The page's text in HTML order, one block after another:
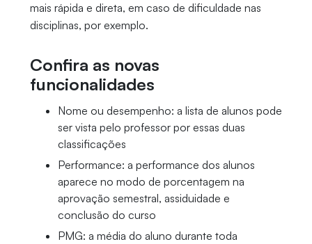
mais rápida e direta, em caso de dificuldade nas
disciplinas, por exemplo.
Confira as novas
funcionalidades
Nome ou desempenho: a lista de alunos pode
ser vista pelo professor por essas duas
classificações
Performance: a performance dos alunos
aparece no modo de porcentagem na
aprovação semestral, assiduidade e
conclusão do curso
PMG: a média do aluno durante toda